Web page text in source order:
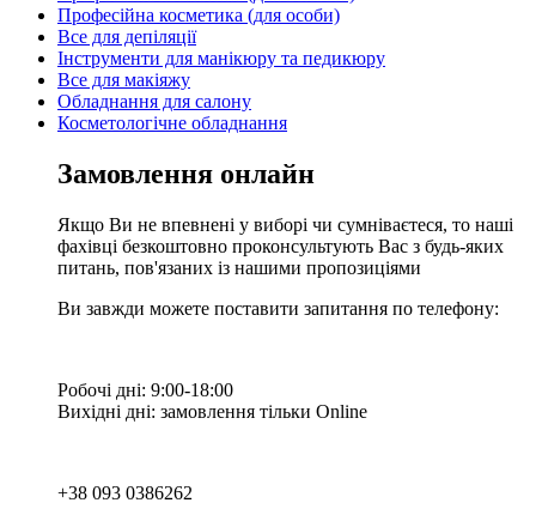
Професійна косметика (для особи)
Все для депіляції
Інструменти для манікюру та педикюру
Все для макіяжу
Обладнання для салону
Косметологічне обладнання
Замовлення онлайн
Якщо Ви не впевнені у виборі чи сумніваєтеся, то наші
фахівці безкоштовно проконсультують Вас з будь-яких
питань, пов'язаних із нашими пропозиціями
Ви завжди можете поставити запитання по телефону:
Робочі дні: 9:00-18:00
Вихідні дні: замовлення тільки Online
+38 093 0386262